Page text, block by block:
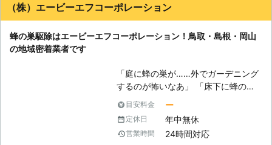
に襲われたら】 ムカデに襲われてし
ます。咬まれた箇所はズキズキ痛み、
あります。大変危険な状態が考えられ
ますが、特に気をつけていただきたい
のが一度咬まれた経験のある方です。
ハチだけではなく、ムカデにもアナフ
ィラキシーショックが起こり得るた
め、発見した際はすぐに私たちにご相
（株）エービーエフコーポレーション
蜂の巣駆除はエービーエフコーポレーション！鳥取・島根・岡山
の地域密着業者です
「庭に蜂の巣が……外でガーデニング
するのが怖いなあ」 「床下に蜂の巣
があるから蜂が部屋に入ってこないか
不安だよ」 こんな風に、お住まいに
蜂の巣ができると不安に思われるお客
様も多くいらっしゃるのではないでし
目安料金 ー
定休日 年中無休
営業時間 24時間対応